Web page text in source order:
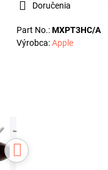
Doručenia
Part No.:MXPT3HC/A
Výrobca:Apple